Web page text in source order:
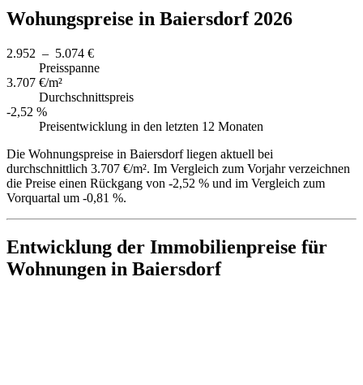
Wohungspreise in Baiersdorf 2026
2.952 – 5.074 €
Preisspanne
3.707 €/m²
Durchschnittspreis
-2,52 %
Preisentwicklung in den letzten 12 Monaten
Die Wohnungspreise in Baiersdorf liegen aktuell bei
durchschnittlich 3.707 €/m². Im Vergleich zum Vorjahr verzeichnen
die Preise einen Rückgang von -2,52 % und im Vergleich zum
Vorquartal um -0,81 %.
Entwicklung der Immobilienpreise für
Wohnungen in Baiersdorf